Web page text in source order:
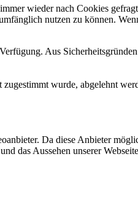
wieder nach Cookies
nutzen zu können.
Aus
wurde, abgelehnt
Da diese Anbieter
das Aussehen unserer